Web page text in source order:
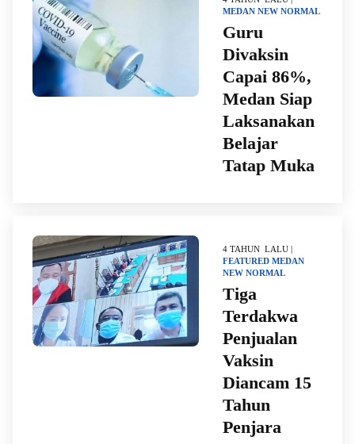
MEDAN NEW NORMAL
Guru
Divaksin
Capai 86%,
Medan Siap
Laksanakan
Belajar
Tatap Muka
4 TAHUN LALU |
FEATURED MEDAN
NEW NORMAL
Tiga
Terdakwa
Penjualan
Vaksin
Diancam 15
Tahun
Penjara